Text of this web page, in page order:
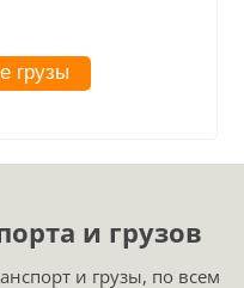
грузы
и грузов
и грузы, по всем